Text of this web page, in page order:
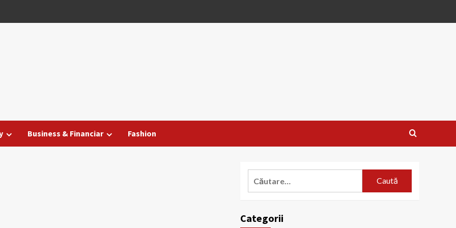
Business & Financiar Fashion
Categorii